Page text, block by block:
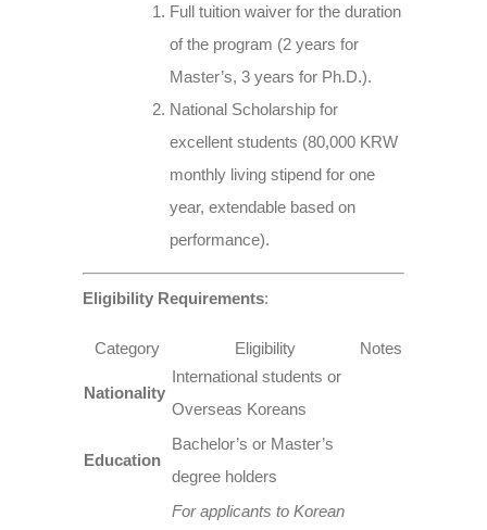
Full tuition waiver for the duration
of the program (2 years for
Master’s, 3 years for Ph.D.).
National Scholarship for
excellent students (80,000 KRW
monthly living stipend for one
year, extendable based on
performance).
Eligibility Requirements:
Category Eligibility Notes
Nationality
International students or
Overseas Koreans
Education
Bachelor’s or Master’s
degree holders
For applicants to Korean